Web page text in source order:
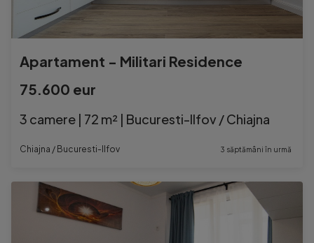
Apartament - Militari Residence
75.600 eur
3 camere | 72 m² | Bucuresti-Ilfov / Chiajna
Chiajna / Bucuresti-Ilfov 3 săptămâni în urmă